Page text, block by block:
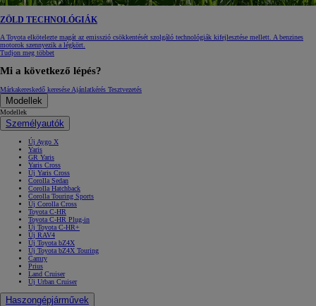
ZÖLD TECHNOLÓGIÁK
A Toyota elkötelezte magát az emisszió csökkentését szolgáló technológiák kifejlesztése mellett. A benzines
motorok szennyezik a légkört.
Tudjon meg többet
Mi a következő lépés?
Márkakereskedő kereséseAjánlatkérés Tesztvezetés
Modellek
Modellek
Személyautók
Új Aygo X
Yaris
GR Yaris
Yaris Cross
Új Yaris Cross
Corolla Sedan
Corolla Hatchback
Corolla Touring Sports
Új Corolla Cross
Toyota C-HR
Toyota C-HR Plug-in
Új Toyota C-HR+
Új RAV4
Új Toyota bZ4X
Új Toyota bZ4X Touring
Camry
Prius
Land Cruiser
Új Urban Cruiser
Haszongépjárművek